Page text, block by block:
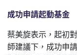
成功申請起動基金
蔡美旋表示，起初
師建議下，成功申